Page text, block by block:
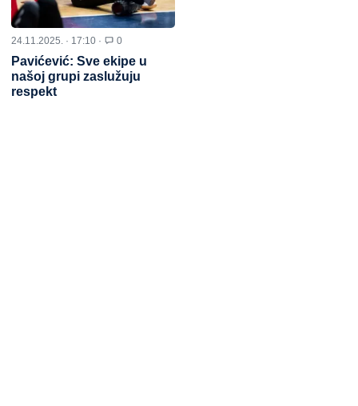
24.11.2025. · 17:10 · 0
Pavićević: Sve ekipe u
našoj grupi zaslužuju
respekt